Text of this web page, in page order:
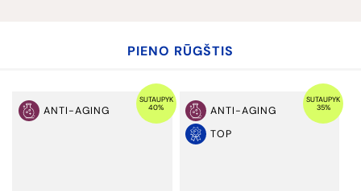
PIENO RŪGŠTIS
ANTI-AGING
SUTAUPYK
40%
ANTI-AGING
TOP
SUTAUPYK
35%